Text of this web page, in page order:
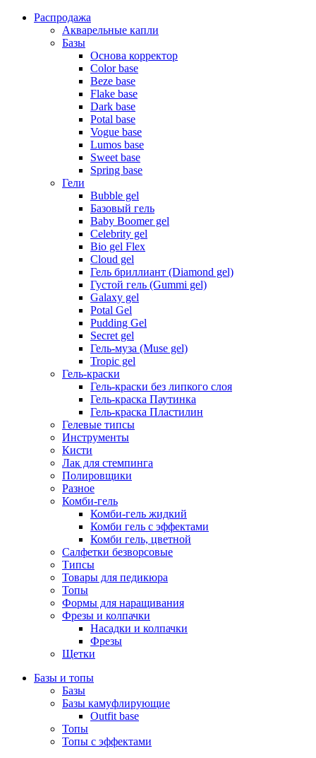
Распродажа
Акварельные капли
Базы
Основа корректор
Color base
Beze base
Flake base
Dark base
Potal base
Vogue base
Lumos base
Sweet base
Spring base
Гели
Bubble gel
Базовый гель
Baby Boomer gel
Celebrity gel
Bio gel Flex
Cloud gel
Гель бриллиант (Diamond gel)
Густой гель (Gummi gel)
Galaxy gel
Potal Gel
Pudding Gel
Secret gel
Гель-муза (Muse gel)
Tropic gel
Гель-краски
Гель-краски без липкого слоя
Гель-краска Паутинка
Гель-краска Пластилин
Гелевые типсы
Инструменты
Кисти
Лак для стемпинга
Полировщики
Разное
Комби-гель
Комби-гель жидкий
Комби гель с эффектами
Комби гель, цветной
Салфетки безворсовые
Типсы
Товары для педикюра
Топы
Формы для наращивания
Фрезы и колпачки
Насадки и колпачки
Фрезы
Щетки
Базы и топы
Базы
Базы камуфлирующие
Outfit base
Топы
Топы с эффектами